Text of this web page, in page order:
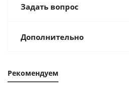
Задать вопрос
Дополнительно
Рекомендуем